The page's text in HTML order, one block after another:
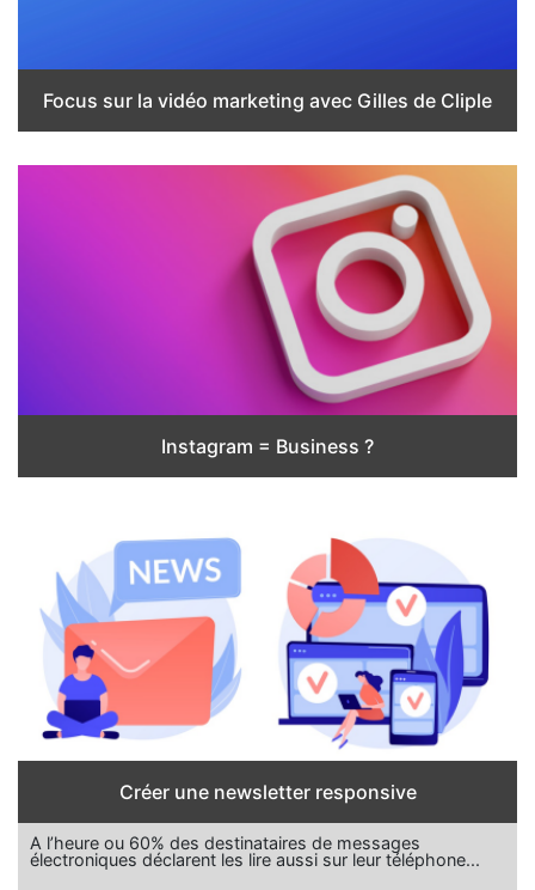
Focus sur la vidéo marketing avec Gilles de Cliple
Instagram = Business ?
Créer une newsletter responsive
A l’heure ou 60% des destinataires de messages
électroniques déclarent les lire aussi sur leur téléphone...